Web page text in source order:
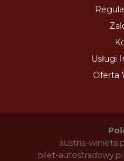
Usługi
Oferta
austria-
bilet-autostradowy.pl